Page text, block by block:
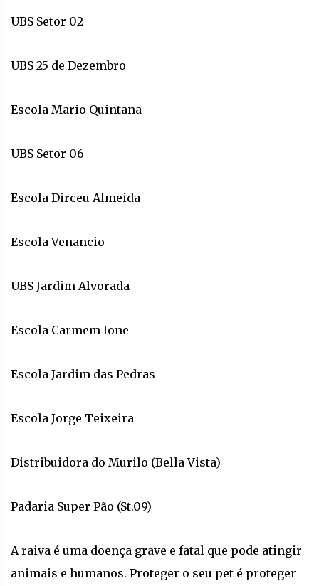
UBS Setor 02
UBS 25 de Dezembro
Escola Mario Quintana
UBS Setor 06
Escola Dirceu Almeida
Escola Venancio
UBS Jardim Alvorada
Escola Carmem Ione
Escola Jardim das Pedras
Escola Jorge Teixeira
Distribuidora do Murilo (Bella Vista)
Padaria Super Pão (St.09)
A raiva é uma doença grave e fatal que pode atingir
animais e humanos. Proteger o seu pet é proteger